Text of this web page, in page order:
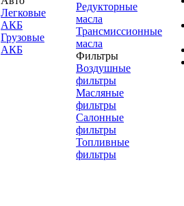
Легковые
АКБ
Грузовые
АКБ
Редукторные
масла
Трансмиссионные
масла
Фильтры
Воздушные
фильтры
Масляные
фильтры
Салонные
фильтры
Топливные
фильтры